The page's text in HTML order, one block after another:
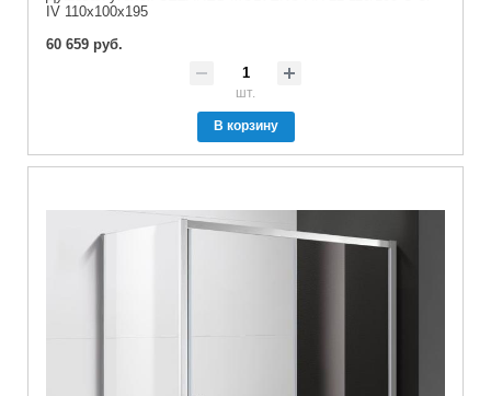
IV 110x100x195
60 659 руб.
шт.
В корзину